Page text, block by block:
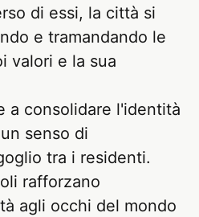
di essi, la città si
e tramandando le
valori e la sua
a consolidare l'identità
senso di
tra i residenti.
rafforzano
agli occhi del mondo